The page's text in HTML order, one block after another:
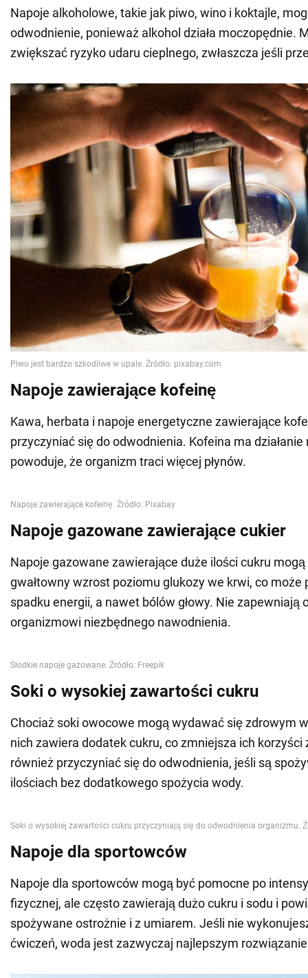
Napoje alkoholowe, takie jak piwo, wino i koktajle,
odwodnienie, ponieważ alkohol działa moczopędnie.
zwiększać ryzyko udaru cieplnego, zwłaszcza jeśli
Napoje zawierające kofeinę
Kawa, herbata i napoje energetyczne zawierające
przyczyniać się do odwodnienia. Kofeina ma
powoduje, że organizm traci więcej płynów.
Napoje gazowane zawierające cukier
Napoje gazowane zawierające duże ilości cukru
gwałtowny wzrost poziomu glukozy we krwi, co może
spadku energii, a nawet bólów głowy. Nie zapewniają
organizmowi niezbędnego nawodnienia.
Soki o wysokiej zawartości cukru
Chociaż soki owocowe mogą wydawać się zdrowym
nich zawiera dodatek cukru, co zmniejsza ich
również przyczyniać się do odwodnienia, jeśli są
ilościach bez dodatkowego spożycia wody.
Napoje dla sportowców
Napoje dla sportowców mogą być pomocne po
fizycznej, ale często zawierają dużo cukru i sodu i
spożywane ostrożnie i z umiarem. Jeśli nie
ćwiczeń, woda jest zazwyczaj najlepszym